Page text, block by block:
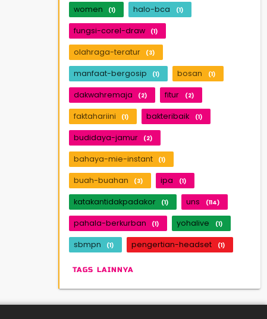
women (1) halo-bca (1)
fungsi-corel-draw (1)
olahraga-teratur (3)
manfaat-bergosip (1) bosan (1)
dakwahremaja (2) fitur (2)
faktahariini (1) bakteribaik (1)
budidaya-jamur (2)
bahaya-mie-instant (1)
buah-buahan (3) ipa (1)
katakantidakpadakor (1) uns (114)
pahala-berkurban (1) yohalive (1)
sbmpn (1) pengertian-headset (1)
TAGS LAINNYA